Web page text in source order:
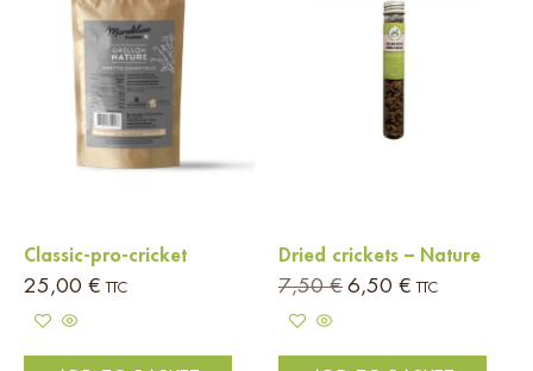
Classic-pro-cricket
25,00 € TTC
Dried crickets – Nature
7,50€ 6,50 € TTC